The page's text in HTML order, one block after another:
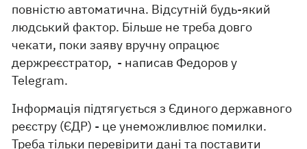
повністю автоматична. Відсутній будь-який
людський фактор. Більше не треба довго
чекати, поки заяву вручну опрацює
держреєстратор, - написав Федоров у
Telegram.
Інформація підтягується з Єдиного державного
реєстру (ЄДР) - це унеможливлює помилки.
Треба тільки перевірити дані та поставити